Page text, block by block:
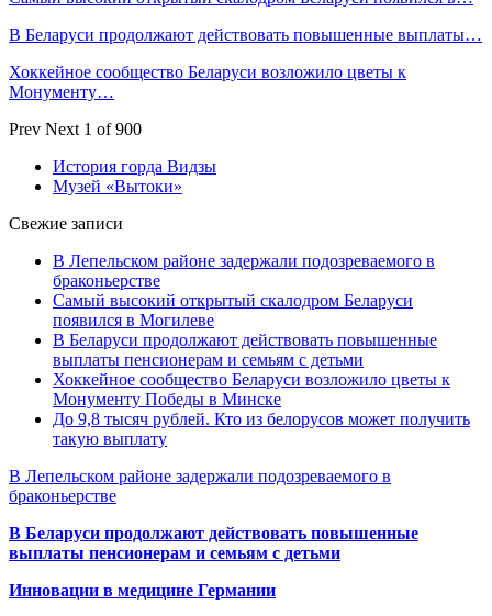
В Беларуси продолжают действовать повышенные выплаты…
Хоккейное сообщество Беларуси возложило цветы к
Монументу…
Prev Next 1 of 900
История горда Видзы
Музей «Вытоки»
Свежие записи
В Лепельском районе задержали подозреваемого в
браконьерстве
Самый высокий открытый скалодром Беларуси
появился в Могилеве
В Беларуси продолжают действовать повышенные
выплаты пенсионерам и семьям с детьми
Хоккейное сообщество Беларуси возложило цветы к
Монументу Победы в Минске
До 9,8 тысяч рублей. Кто из белорусов может получить
такую выплату
В Лепельском районе задержали подозреваемого в
браконьерстве
В Беларуси продолжают действовать повышенные
выплаты пенсионерам и семьям с детьми
Инновации в медицине Германии